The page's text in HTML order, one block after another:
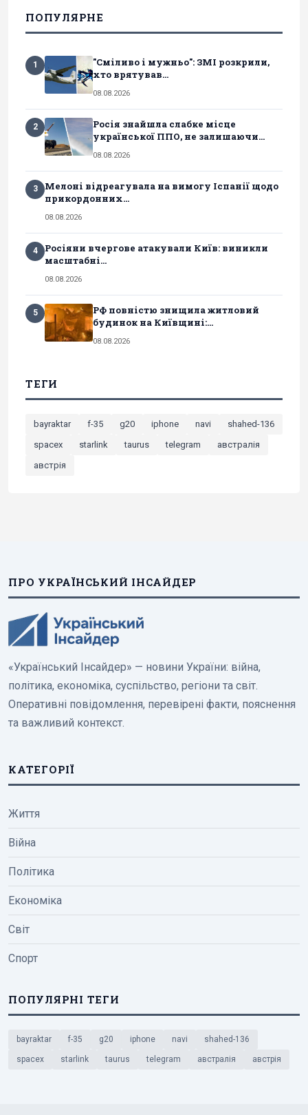
ПОПУЛЯРНЕ
1
"Сміливо і мужньо": ЗМІ розкрили,
хто врятував...
08.08.2026
2
Росія знайшла слабке місце
української ППО, не залишаючи...
08.08.2026
3
Мелоні відреагувала на вимогу Іспанії щодо
прикордонних...
08.08.2026
4
Росіяни вчергове атакували Київ: виникли
масштабні...
08.08.2026
5
РФ повністю знищила житловий
будинок на Київщині:...
08.08.2026
ТЕГИ
bayraktar f-35 g20 iphone navi
shahed-136
spacex
starlink taurus telegram
австралія
австрія
ПРО УКРАЇНСЬКИЙ ІНСАЙДЕР
«Український Інсайдер» — новини України: війна,
політика, економіка, суспільство, регіони та світ.
Оперативні повідомлення, перевірені факти, пояснення
та важливий контекст.
КАТЕГОРІЇ
Життя
Війна
Політика
Економіка
Світ
Спорт
ПОПУЛЯРНІ ТЕГИ
bayraktar f-35 g20 iphone navi shahed-136
spacex starlink taurus telegram австралія австрія